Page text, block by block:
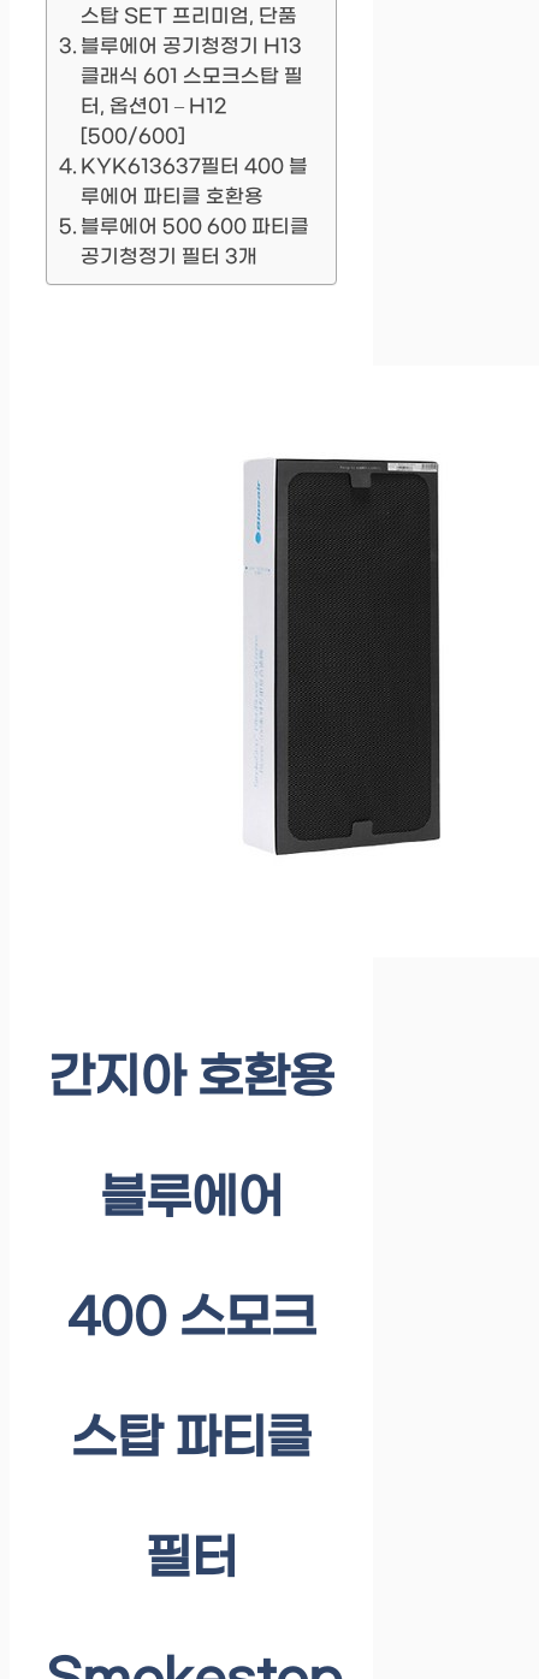
스탑 SET 프리미엄, 단품
블루에어 공기청정기 H13
클래식 601 스모크스탑 필
터, 옵션01 – H12
[500/600]
KYK613637필터 400 블
루에어 파티클 호환용
블루에어 500 600 파티클
공기청정기 필터 3개
간지아 호환용
블루에어
400 스모크
스탑 파티클
필터